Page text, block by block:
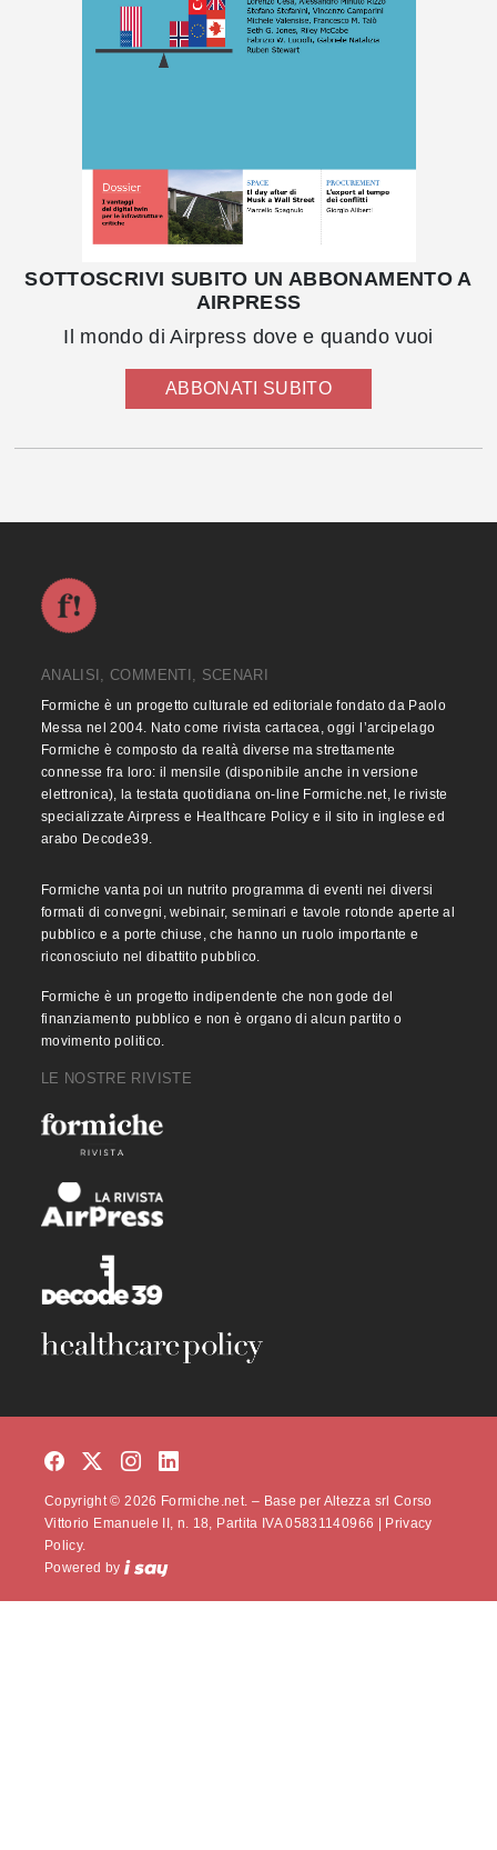
SOTTOSCRIVI SUBITO UN ABBONAMENTO A
AIRPRESS
Il mondo di Airpress dove e quando vuoi
ABBONATI SUBITO
ANALISI, COMMENTI, SCENARI
Formiche è un progetto culturale ed editoriale fondato da Paolo
Messa nel 2004. Nato come rivista cartacea, oggi l’arcipelago
Formiche è composto da realtà diverse ma strettamente
connesse fra loro: il mensile (disponibile anche in versione
elettronica), la testata quotidiana on-line Formiche.net, le riviste
specializzate Airpress e Healthcare Policy e il sito in inglese ed
arabo Decode39.
Formiche vanta poi un nutrito programma di eventi nei diversi
formati di convegni, webinair, seminari e tavole rotonde aperte al
pubblico e a porte chiuse, che hanno un ruolo importante e
riconosciuto nel dibattito pubblico.
Formiche è un progetto indipendente che non gode del
finanziamento pubblico e non è organo di alcun partito o
movimento politico.
LE NOSTRE RIVISTE
Copyright © 2026 Formiche.net. – Base per Altezza srl Corso
Vittorio Emanuele II, n. 18, Partita IVA 05831140966 |
Privacy
Policy.
Powered by